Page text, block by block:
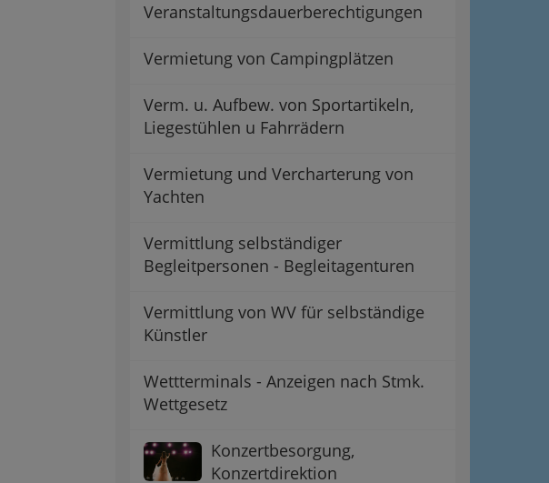
Veranstaltungsdauerberechtigungen
Vermietung von Campingplätzen
Verm. u. Aufbew. von Sportartikeln,
Liegestühlen u Fahrrädern
Vermietung und Vercharterung von
Yachten
Vermittlung selbständiger
Begleitpersonen - Begleitagenturen
Vermittlung von WV für selbständige
Künstler
Wettterminals - Anzeigen nach Stmk.
Wettgesetz
Konzertbesorgung,
Konzertdirektion